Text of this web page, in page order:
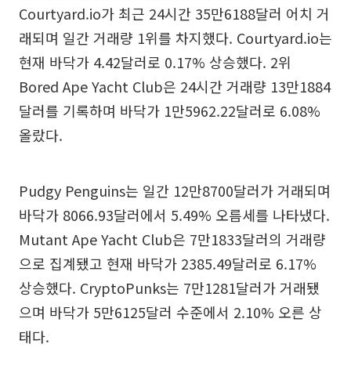
Courtyard.io가 최근 24시간 35만6188달러 어치 거
래되며 일간 거래량 1위를 차지했다. Courtyard.io는
현재 바닥가 4.42달러로 0.17% 상승했다. 2위
Bored Ape Yacht Club은 24시간 거래량 13만1884
달러를 기록하며 바닥가 1만5962.22달러로 6.08%
올랐다.
Pudgy Penguins는 일간 12만8700달러가 거래되며
바닥가 8066.93달러에서 5.49% 오름세를 나타냈다.
Mutant Ape Yacht Club은 7만1833달러의 거래량
으로 집계됐고 현재 바닥가 2385.49달러로 6.17%
상승했다. CryptoPunks는 7만1281달러가 거래됐
으며 바닥가 5만6125달러 수준에서 2.10% 오른 상
태다.